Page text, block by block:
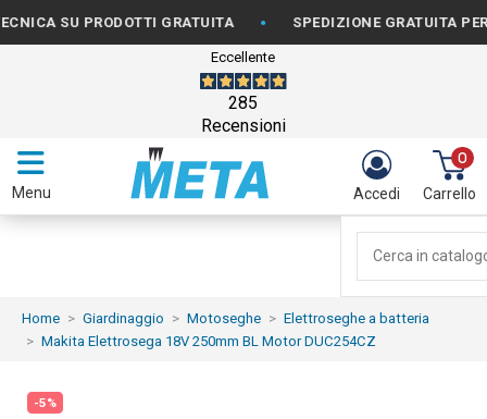
SU PRODOTTI GRATUITA • SPEDIZIONE GRATUITA PER
Eccellente
285
Recensioni
Menu Accedi
0
Carrello
Home Giardinaggio Motoseghe
Elettroseghe a batteria
Makita Elettrosega 18V 250mm BL Motor DUC254CZ
-5%